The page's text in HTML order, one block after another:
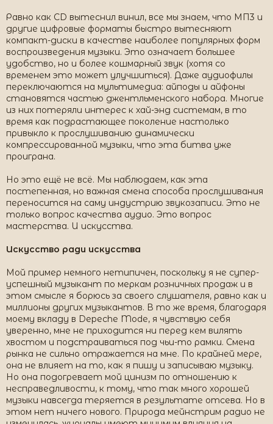
Равно как CD вытеснил винил, все мы знаем, что МП3 и
другие цифровые форматы быстро вытесняют
компакт-диски в качестве наиболее популярных форм
воспроизведения музыки. Это означает большее
удобство, но и более кошмарный звук (хотя со
временем это может улучшиться). Даже аудиофилы
переключаются на мультимедиа: айподы и айфоны
становятся частью джентльменского набора. Многие
из них потеряли интерес к хай-энд системам, в то
время как подрастающее поколение настолько
привыкло к прослушиванию динамически
компрессированной музыки, что эта битва уже
проиграна.
Но это ещё не всё. Мы наблюдаем, как эта
постепенная, но важная смена способа прослушивания
переносится на саму индустрию звукозаписи. Это не
только вопрос качества аудио. Это вопрос
мастерства. И искусства.
Искусство ради искусства
Мой пример немного нетипичен, поскольку я не супер-
успешный музыкант по меркам розничных продаж и в
этом смысле я борюсь за своего слушателя, равно как и
миллионы других музыкантов. В то же время, благодаря
моему вкладу в Depeche Mode, я чувствую себя
уверенно, мне не приходится ни перед кем вилять
хвостом и подстраиваться под чьи-то рамки. Смена
рынка не сильно отражается на мне. По крайней мере,
она не влияет на то, как я пишу и записываю музыку.
Но она подогревает мой цинизм по отношению к
несправедливости, к тому, что так много хорошей
музыки навсегда теряется в результате отсева. Но в
этом нет ничего нового. Природа мейнстрим радио не